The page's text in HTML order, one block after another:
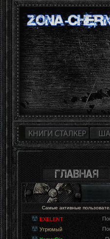
Самые активные
EXELENT
Угрюмый